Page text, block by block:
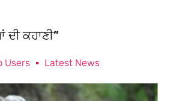
ਦੀ ਕਹਾਣੀ”
Users Latest News